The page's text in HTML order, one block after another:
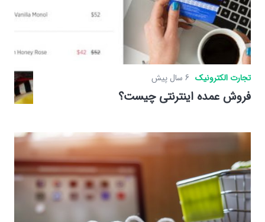
تجارت الکترونیک 6 سال پیش
فروش عمده اینترنتی چیست؟